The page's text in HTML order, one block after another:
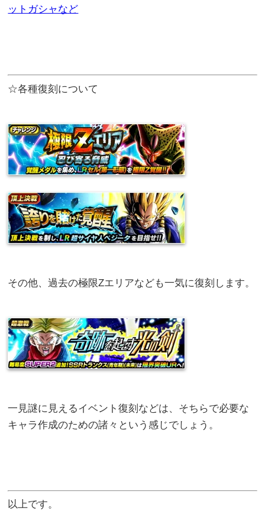
ットガシャなど
☆各種復刻について
その他、過去の極限Zエリアなども一気に復刻します。
一見謎に見えるイベント復刻などは、そちらで必要な
キャラ作成のための諸々という感じでしょう。
以上です。